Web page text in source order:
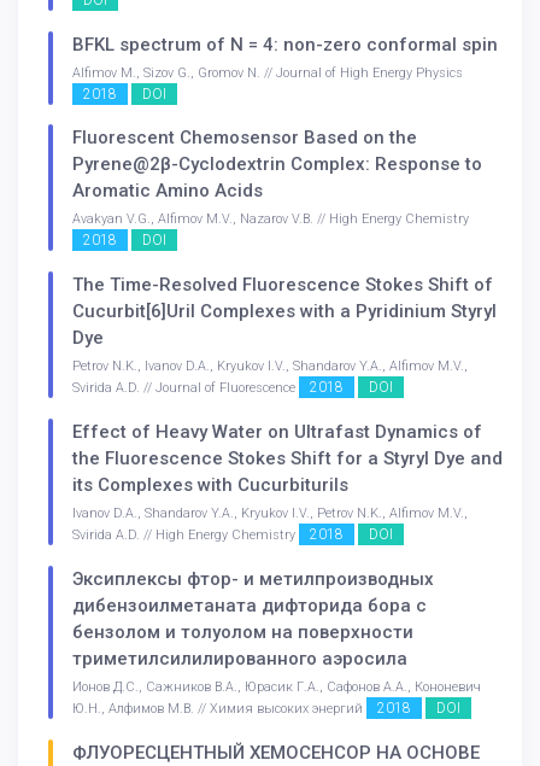
BFKL spectrum of N = 4: non-zero conformal spin
Alfimov M., Sizov G., Gromov N. // Journal of High Energy Physics
2018 DOI
Fluorescent Chemosensor Based on the
Pyrene@2β-Cyclodextrin Complex: Response to
Aromatic Amino Acids
Avakyan V.G., Alfimov M.V., Nazarov V.B. // High Energy Chemistry
2018 DOI
The Time-Resolved Fluorescence Stokes Shift of
Cucurbit[6]Uril Complexes with a Pyridinium Styryl
Dye
Petrov N.K., Ivanov D.A., Kryukov I.V., Shandarov Y.A., Alfimov M.V.,
Svirida A.D. // Journal of Fluorescence
2018 DOI
Effect of Heavy Water on Ultrafast Dynamics of
the Fluorescence Stokes Shift for a Styryl Dye and
its Complexes with Cucurbiturils
Ivanov D.A., Shandarov Y.A., Kryukov I.V., Petrov N.K., Alfimov M.V.,
Svirida A.D. // High Energy Chemistry
2018 DOI
Эксиплексы фтор- и метилпроизводных
дибензоилметаната дифторида бора с
бензолом и толуолом на поверхности
триметилсилилированного аэросила
Ионов Д.С., Сажников В.А., Юрасик Г.А., Сафонов А.А., Кононевич
Ю.Н., Алфимов М.В. // Химия высоких энергий
2018 DOI
ФЛУОРЕСЦЕНТНЫЙ ХЕМОСЕНСОР НА ОСНОВЕ